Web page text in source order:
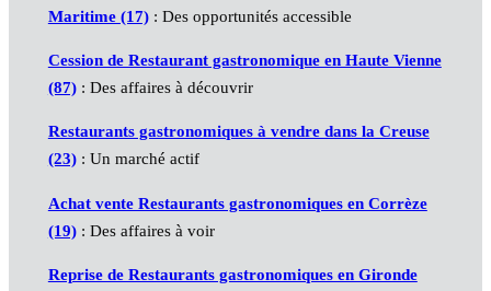
Maritime (17): Des opportunités accessible
Cession de Restaurant gastronomique en Haute Vienne
(87): Des affaires à découvrir
Restaurants gastronomiques à vendre dans la Creuse
(23): Un marché actif
Achat vente Restaurants gastronomiques en Corrèze
(19): Des affaires à voir
Reprise de Restaurants gastronomiques en Gironde